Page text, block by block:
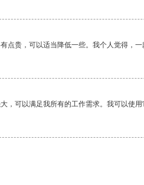
点贵，可以适当降低一些。我个人觉得，
，可以满足我所有的工作需求。我可以使